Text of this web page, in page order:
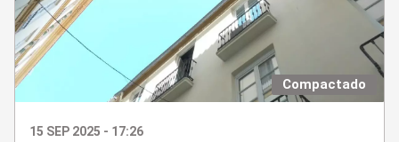
Compactado
15 SEP 2025 - 17:26